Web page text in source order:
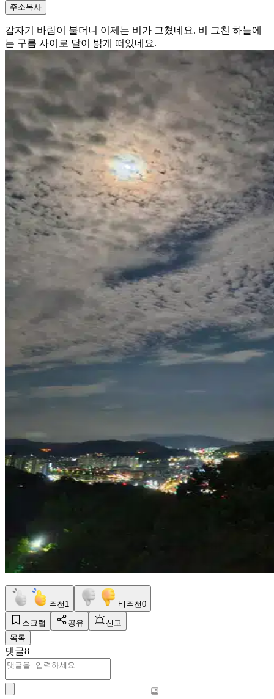
주소복사
갑자기 바람이 불더니 이제는 비가 그쳤네요. 비 그친 하늘에
는 구름 사이로 달이 밝게 떠있네요.
추천 1 비추천0
스크랩 공유
신고
목록
댓글8